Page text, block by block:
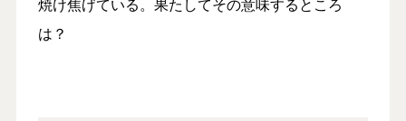
は？